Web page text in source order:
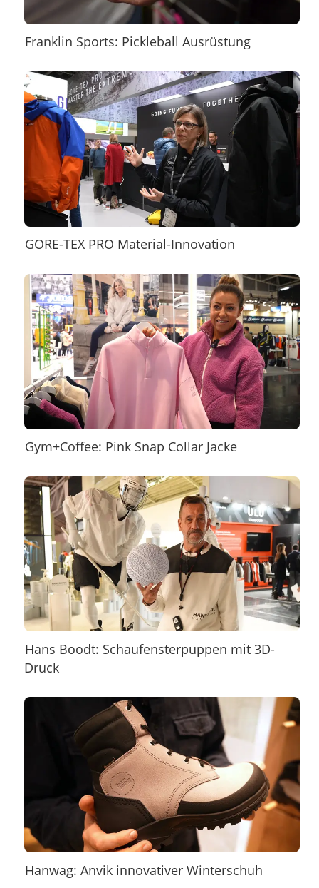
Franklin Sports: Pickleball Ausrüstung
GORE-TEX PRO Material-Innovation
Gym+Coffee: Pink Snap Collar Jacke
Hans Boodt: Schaufensterpuppen mit 3D-
Druck
Hanwag: Anvik innovativer Winterschuh